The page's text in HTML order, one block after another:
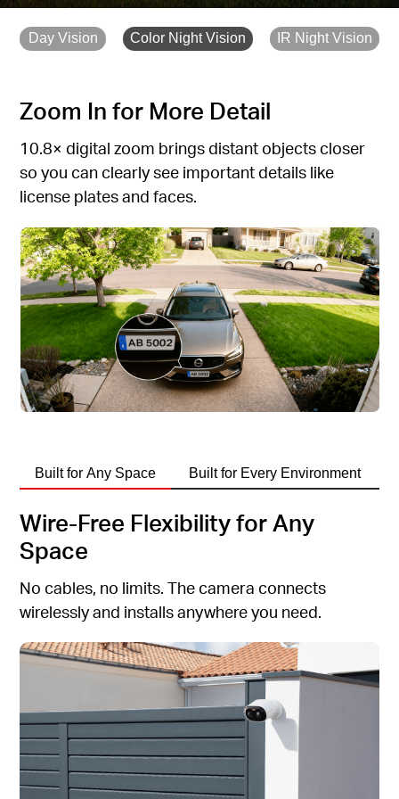
Day Vision Color Night Vision IR Night Vision
Zoom In for More Detail
10.8× digital zoom brings distant objects closer
so you can clearly see important details like
license plates and faces.
Built for Any Space Built for Every Environment
Wire-Free Flexibility for Any
Space
No cables, no limits. The camera connects
wirelessly and installs anywhere you need.